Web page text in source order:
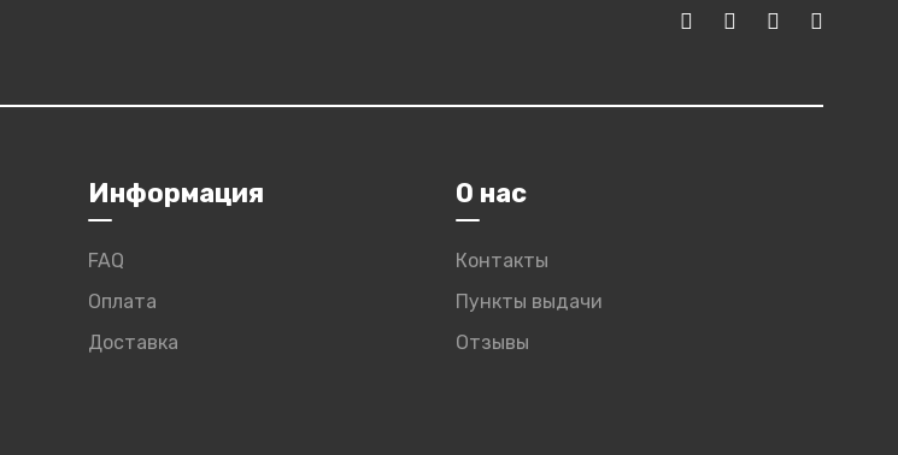
Информация
FAQ
Оплата
Доставка
О нас
Контакты
Пункты выдачи
Отзывы